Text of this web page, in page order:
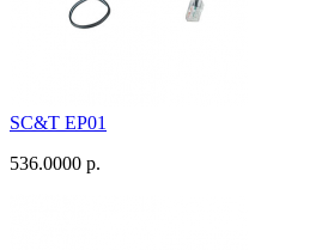
SC&T EP01
536.0000 р.